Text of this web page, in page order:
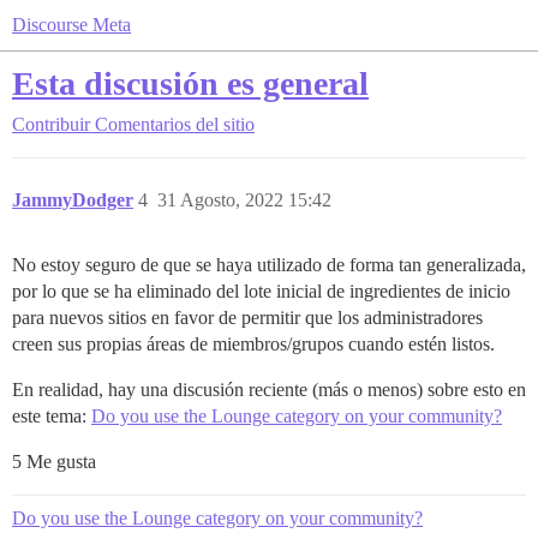
Discourse Meta
Esta discusión es general
Contribuir Comentarios del sitio
JammyDodger 31 Agosto, 2022 15:42
4
No estoy seguro de que se haya utilizado de forma tan generalizada,
por lo que se ha eliminado del lote inicial de ingredientes de inicio
para nuevos sitios en favor de permitir que los administradores
creen sus propias áreas de miembros/grupos cuando estén listos.
En realidad, hay una discusión reciente (más o menos) sobre esto en
este tema: Do you use the Lounge category on your community?
5 Me gusta
Do you use the Lounge category on your community?